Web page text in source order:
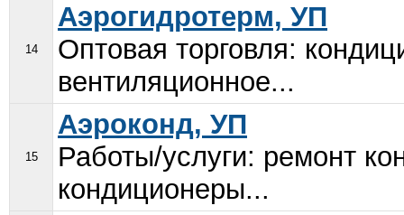
14
Аэрогидротерм, УП
Оптовая торговля:
вентиляционное...
15
Аэроконд, УП
Работы/услуги: ремонт
кондиционеры...